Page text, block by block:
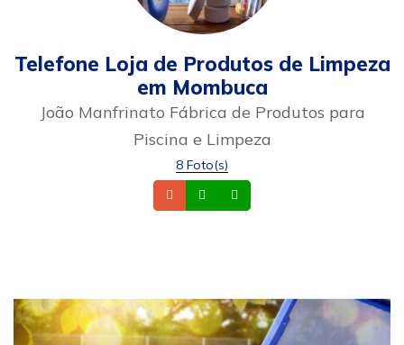
Telefone Loja de Produtos de Limpeza
em Mombuca
João Manfrinato Fábrica de Produtos para
Piscina e Limpeza
8 Foto(s)
TelefoneWhatsapp